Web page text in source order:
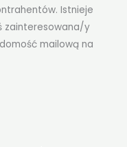
Istnieje
zainteresowana/y
mailową na